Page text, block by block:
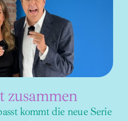
zusammen
kommt die neue Serie